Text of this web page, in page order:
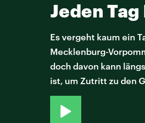
Jeden
Es vergeht kaum ein
Mecklenburg-
doch davon kann
ist, um Zutritt zu den